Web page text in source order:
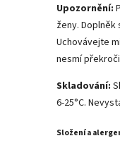
Upozornění:
ženy.
Uchovávejte
nesmí
Skladování:
6-25°C.
Složení a